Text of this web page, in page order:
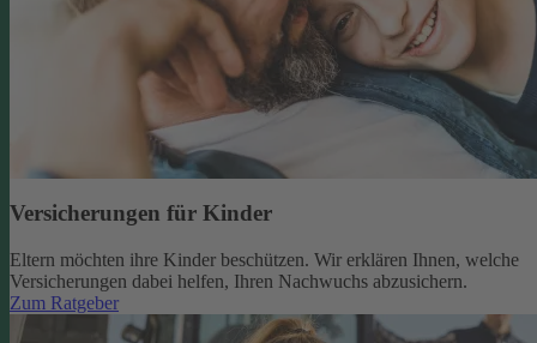
Versicherungen für Kinder
Eltern möchten ihre Kinder beschützen. Wir erklären Ihnen, welche
Versicherungen dabei helfen, Ihren Nachwuchs abzusichern.
Zum Ratgeber